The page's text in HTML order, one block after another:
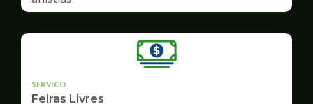
SERVICO
Feiras Livres